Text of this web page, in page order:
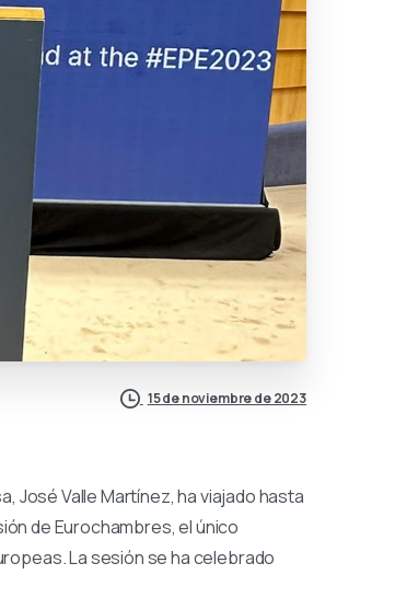
15 de noviembre de 2023
José Valle Martínez, ha viajado hasta
de Eurochambres, el único
La sesión se ha celebrado